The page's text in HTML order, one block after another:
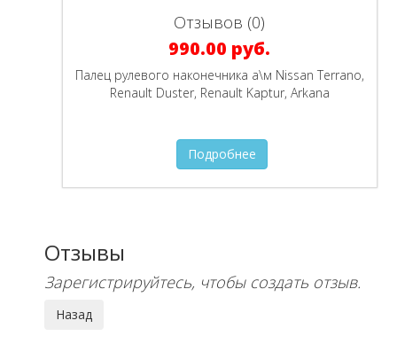
Отзывов (0)
990.00 руб.
Палец рулевого наконечника а\м Nissan Terrano,
Renault Duster, Renault Kaptur, Arkana
Подробнее
Отзывы
Зарегистрируйтесь, чтобы создать отзыв.